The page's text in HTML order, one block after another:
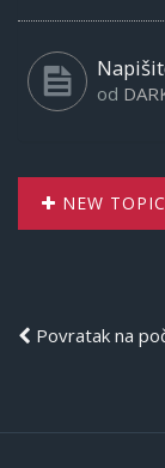
od
NEW TOPIC
Povratak na